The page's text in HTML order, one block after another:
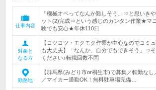
仕事内容
「機械オペってなんか難しそう」⇒と思いき
ット(2)完成⇒という感じのカンタン作業★マ
験でも安心★年休110日
対象と
なる方
【コツコツ・モクモク作業が中心なのでコミ
も大丈夫】「なんか、自分でもできそう」⇒
ください♪転職回数不問
勤務地
【群馬県(みどり市or桐生市)で募集／転勤な
／マイカー通勤OK！無料駐車場完備…